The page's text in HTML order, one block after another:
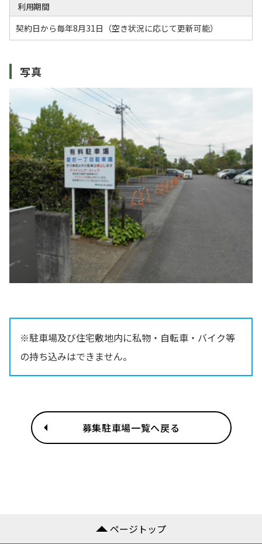
利用期間
契約日から毎年8月31日（空き状況に応じて更新可能）
写真
※駐車場及び住宅敷地内に私物・自転車・バイク等
の持ち込みはできません。
募集駐車場一覧へ戻る
ページトップ